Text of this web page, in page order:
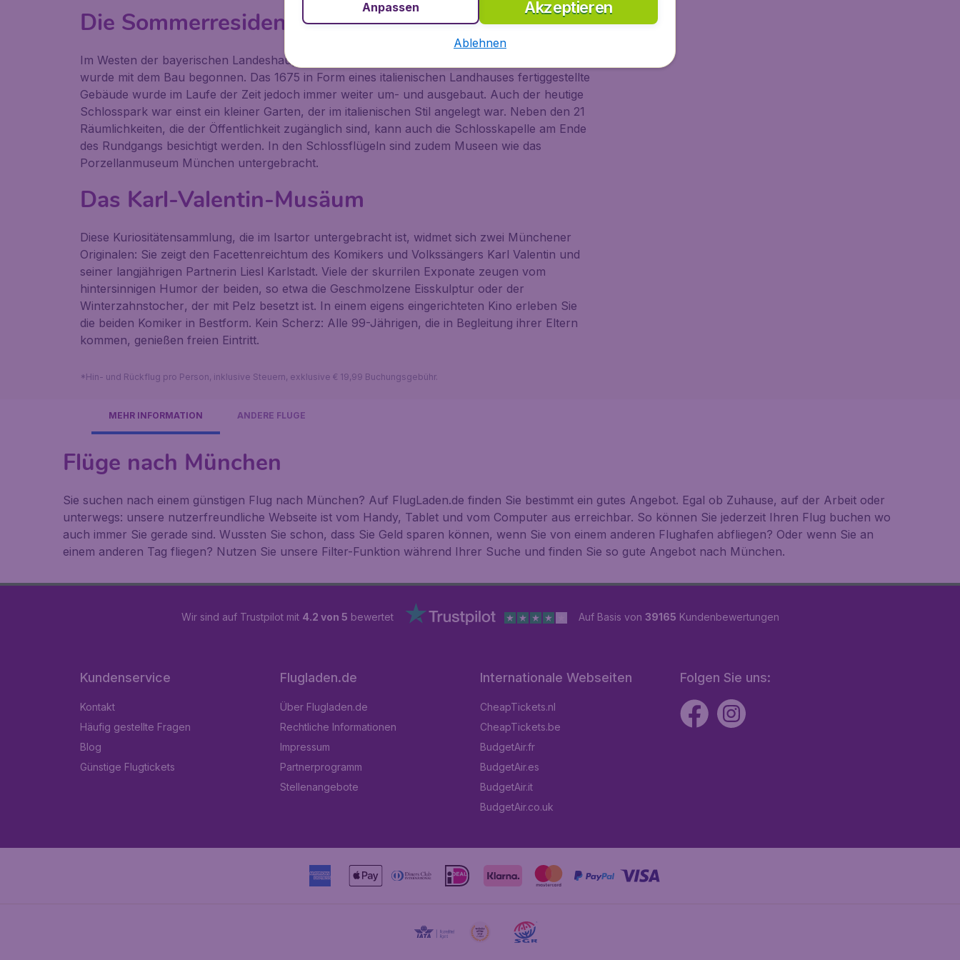
Die Sommerresidenz der Wittelsbacher
Im Westen der bayerischen Landeshauptstadt liegt das
wurde mit dem Bau begonnen. Das 1675 in Form eines italienischen Landhauses fertiggestellte
Gebäude wurde im Laufe der Zeit jedoch immer weiter um- und ausgebaut. Auch der heutige
Schlosspark war einst ein kleiner Garten, der im italienischen Stil angelegt war. Neben den 21
Räumlichkeiten, die der Öffentlichkeit zugänglich sind, kann auch die Schlosskapelle am Ende
des Rundgangs besichtigt werden. In den Schlossflügeln sind zudem Museen wie das
Porzellanmuseum München untergebracht.
Das Karl-Valentin-Musäum
Diese Kuriositätensammlung, die im Isartor untergebracht ist, widmet sich zwei Münchener
Originalen: Sie zeigt den Facettenreichtum des Komikers und Volkssängers Karl Valentin und
seiner langjährigen Partnerin Liesl Karlstadt. Viele der skurrilen Exponate zeugen vom
hintersinnigen Humor der beiden, so etwa die Geschmolzene Eisskulptur oder der
Winterzahnstocher, der mit Pelz besetzt ist. In einem eigens eingerichteten Kino erleben Sie
die beiden Komiker in Bestform. Kein Scherz: Alle 99-Jährigen, die in Begleitung ihrer Eltern
kommen, genießen freien Eintritt.
*Hin- und Rückflug pro Person, inklusive Steuern, exklusive € 19,99 Buchungsgebühr.
MEHR INFORMATION ANDERE FLÜGE
Flüge nach München
Sie suchen nach einem günstigen Flug nach München? Auf FlugLaden.de finden Sie bestimmt ein gutes Angebot. Egal ob Zuhause, auf der Arbeit oder
unterwegs: unsere nutzerfreundliche Webseite ist vom Handy, Tablet und vom Computer aus erreichbar. So können Sie jederzeit Ihren Flug buchen wo
auch immer Sie gerade sind. Wussten Sie schon, dass Sie Geld sparen können, wenn Sie von einem anderen Flughafen abfliegen? Oder wenn Sie an
einem anderen Tag fliegen? Nutzen Sie unsere Filter-Funktion während Ihrer Suche und finden Sie so gute Angebot nach München.
Wir sind auf Trustpilot mit 4.2 von 5 bewertet Auf Basis von 39165 Kundenbewertungen
Kundenservice
Kontakt
Häufig gestellte Fragen
Blog
Günstige Flugtickets
Flugladen.de
Über Flugladen.de
Rechtliche Informationen
Impressum
Partnerprogramm
Stellenangebote
Internationale Webseiten
CheapTickets.nl
CheapTickets.be
BudgetAir.fr
BudgetAir.es
BudgetAir.it
BudgetAir.co.uk
Folgen Sie uns:
Akzeptieren
Anpassen
Ablehnen